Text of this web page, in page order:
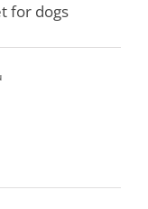
for dogs